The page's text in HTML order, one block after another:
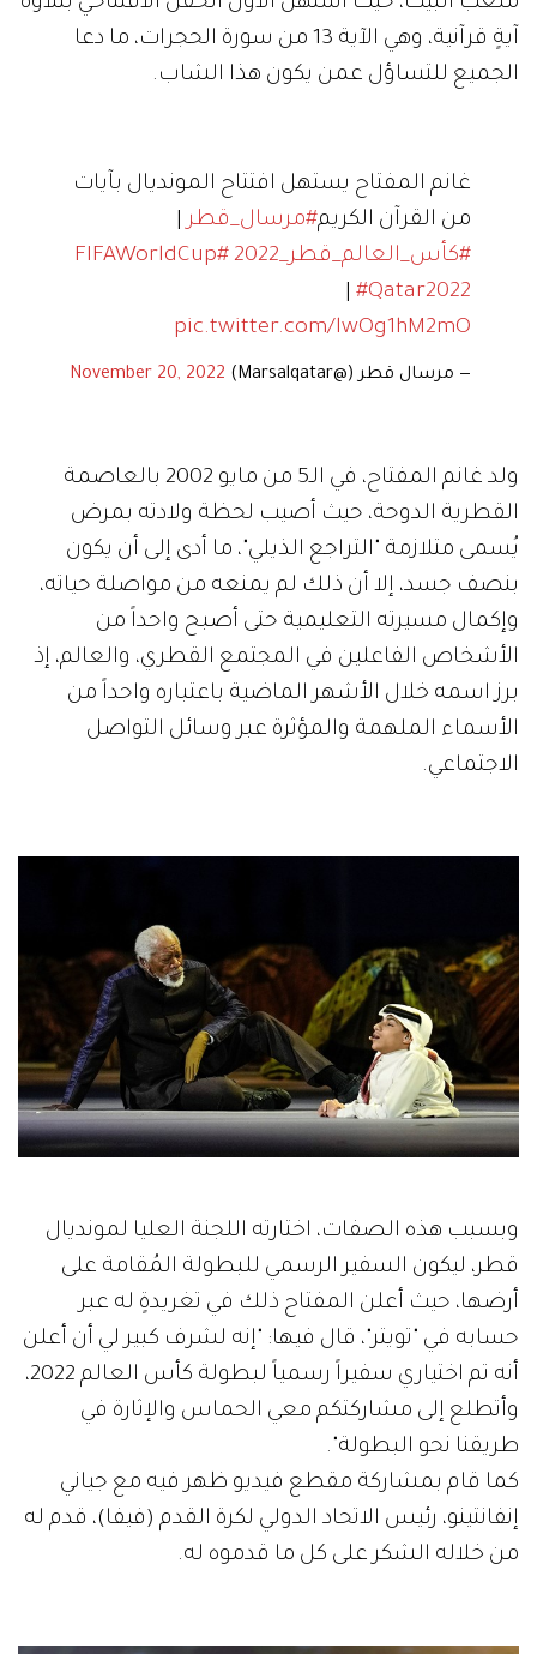
آيةٍ قرآنية، وهي الآية 13 من سورة الحجرات، ما دعا
الجميع للتساؤل عمن يكون هذا الشاب.
غانم المفتاح يستهل افتتاح المونديال بآيات
من القرآن الكريم#مرسال_قطر|
#كأس_العالم_قطر_2022
#FIFAWorldCup
#Qatar2022
pic.twitter.com/lwOg1hM2mO
— مرسال قطر (@Marsalqatar) November 20, 2022
ولد غانم المفتاح، في الـ5 من مايو 2002 بالعاصمة
القطرية الدوحة، حيث أصيب لحظة ولادته بمرض
يُسمى متلازمة "التراجع الذيلي"، ما أدى إلى أن يكون
بنصف جسد، إلا أن ذلك لم يمنعه من مواصلة حياته،
وإكمال مسيرته التعليمية حتى أصبح واحداً من
الأشخاص الفاعلين في المجتمع القطري، والعالم، إذ
برز اسمه خلال الأشهر الماضية باعتباره واحداً من
الأسماء الملهمة والمؤثرة عبر وسائل التواصل
الاجتماعي.
وبسبب هذه الصفات، اختارته اللجنة العليا لمونديال
قطر، ليكون السفير الرسمي للبطولة المُقامة على
أرضها، حيث أعلن المفتاح ذلك في تغريدةٍ له عبر
حسابه في "تويتر"، قال فيها: "إنه لشرف كبير لي أن أعلن
أنه تم اختياري سفيراً رسمياً لبطولة كأس العالم 2022،
وأتطلع إلى مشاركتكم معي الحماس والإثارة في
طريقنا نحو البطولة".
كما قام بمشاركة مقطع فيديو ظهر فيه مع جياني
إنفانتينو، رئيس الاتحاد الدولي لكرة القدم (فيفا)، قدم له
من خلاله الشكر على كل ما قدموه له.